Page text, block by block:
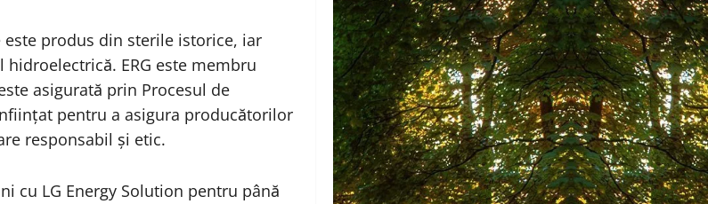
este produs din sterile istorice, iar
ERG este membru
asigurată prin Procesul de
pentru a asigura producătorilor
responsabil și etic.
cu LG Energy Solution pentru până